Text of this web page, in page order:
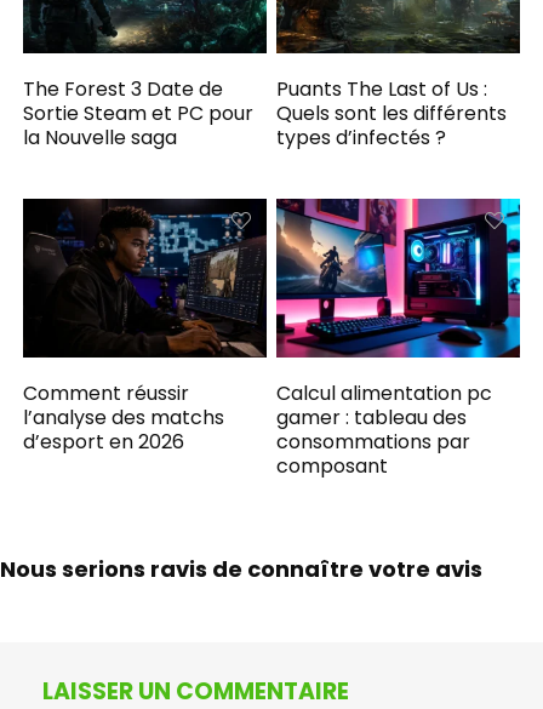
The Forest 3 Date de
Sortie Steam et PC pour
la Nouvelle saga
Puants The Last of Us :
Quels sont les différents
types d’infectés ?
Comment réussir
l’analyse des matchs
d’esport en 2026
Calcul alimentation pc
gamer : tableau des
consommations par
composant
Nous serions ravis de connaître votre avis
LAISSER UN COMMENTAIRE